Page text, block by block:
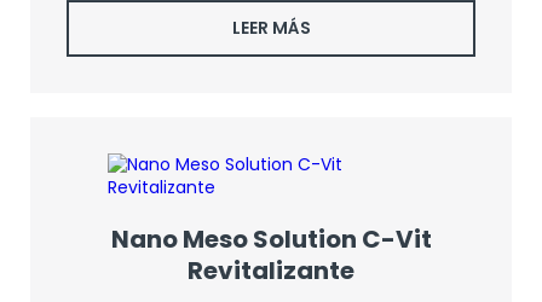
LEER MÁS
Nano Meso Solution C-Vit
Revitalizante